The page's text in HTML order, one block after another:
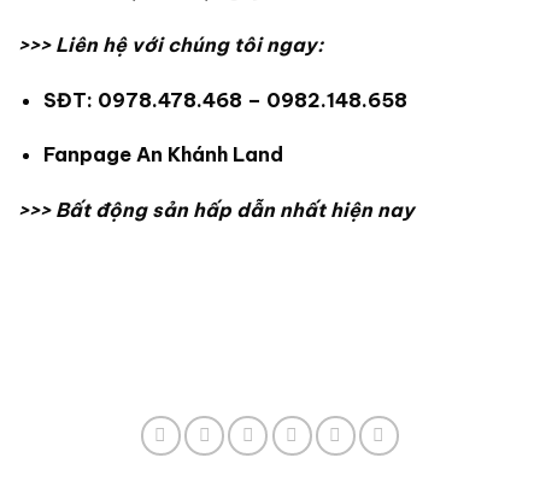
>>> Liên hệ với chúng tôi ngay:
SĐT: 0978.478.468 – 0982.148.658
Fanpage An Khánh Land
>>> Bất động sản hấp dẫn nhất hiện nay